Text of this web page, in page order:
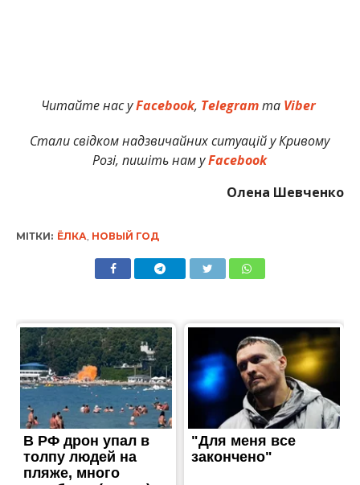
Читайте нас уFacebook, Telegramта Viber
Стали свідком надзвичайних ситуацій у Кривому
Розі, пишіть нам уFacebook
Олена Шевченко
МІТКИ: ЁЛКА НОВЫЙ ГОД